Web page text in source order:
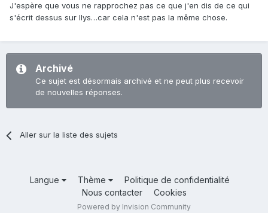
J'espère que vous ne rapprochez pas ce que j'en dis de ce qui
s'écrit dessus sur Ilys…car cela n'est pas la même chose.
Archivé
Ce sujet est désormais archivé et ne peut plus recevoir
de nouvelles réponses.
Aller sur la liste des sujets
Langue Thème
Politique de confidentialité
Nous contacter
Cookies
Powered by Invision Community